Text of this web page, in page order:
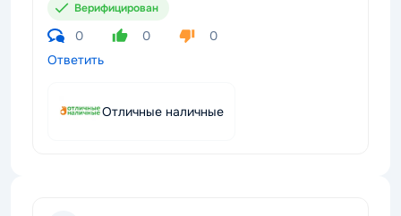
Верифицирован
0 0
0
Ответить
Отличные наличные